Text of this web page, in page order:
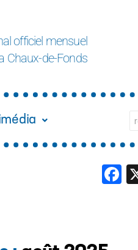
officiel mensuel
Chaux-de-Fonds